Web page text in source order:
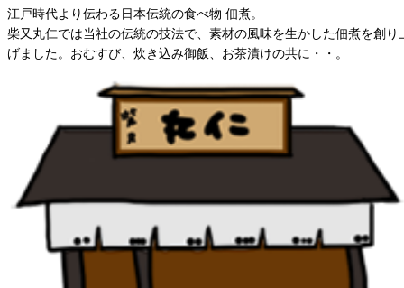
江戸時代より伝わる日本伝統の食べ物 佃煮。
柴又丸仁では当社の伝統の技法で、素材の風味を生かした佃煮を創り
げました。おむすび、炊き込み御飯、お茶漬けの共に・・。